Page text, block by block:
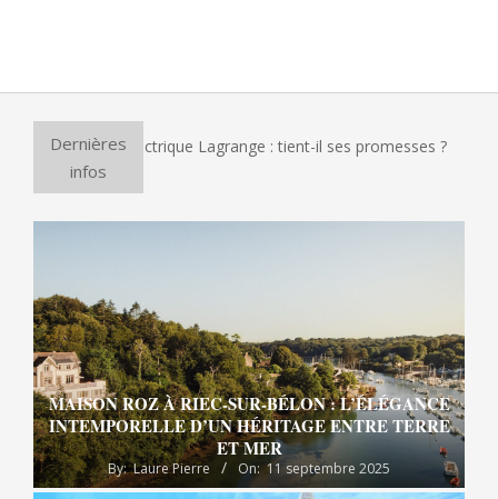
Dernières
infos
à pizza électrique Lagrange : tient-il ses promesses ?
MAISON ROZ À RIEC-SUR-BÉLON : L’ÉLÉGANCE
INTEMPORELLE D’UN HÉRITAGE ENTRE TERRE
ET MER
By: Laure Pierre On: 11 septembre 2025